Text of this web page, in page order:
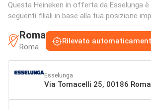
Questa Heineken in offerta da Esselunga è
seguenti filiali in base alla tua posizione
Roma
Roma
Rilevato
Esselunga
Via Tomacelli 25, 00186 Roma